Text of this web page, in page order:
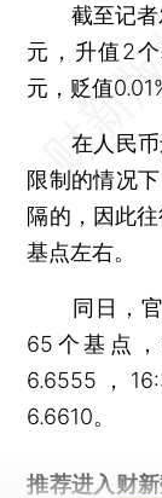
截至记者
元，升值2
元，贬值
在人民币
限制的情况
隔的，因此
基点左右。
同日，官
65个基点
6.6555，
6.6610。
推荐进入 财